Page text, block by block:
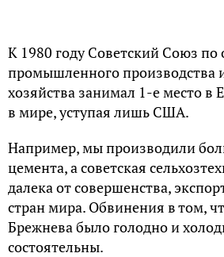
К 1980 году Советский Союз
промышленного производства
хозяйства занимал 1-е место в
в мире, уступая лишь США.
Например, мы производили
цемента, а советская
далека от совершенства,
стран мира. Обвинения в том,
Брежнева было голодно и
состоятельны.